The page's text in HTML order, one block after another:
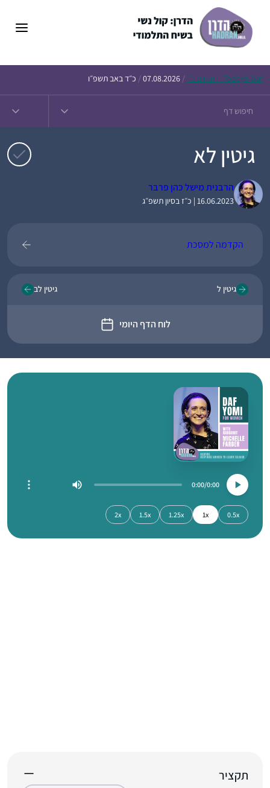
Today’s Daf – זבחים נ״ו /
07.08.2026
/ כ״ד באב תשפ״ו
גיטין לא
הרבנית מישל כהן פרבר
16.06.2023 | כ״ז בסיון תשפ״ג
הקדמה למסכת
גיטין ל
לוח הדף היומי
גיטין לב
0:00
0:00
0.5x
1x
1.25x
1.5x
2x
תקציר